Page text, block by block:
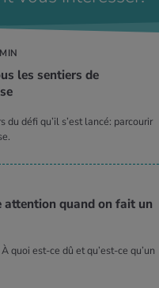
les sentiers de
défi qu’il s’est lancé: parcourir
quand on fait un
quoi est-ce dû et qu’est-ce qu’un